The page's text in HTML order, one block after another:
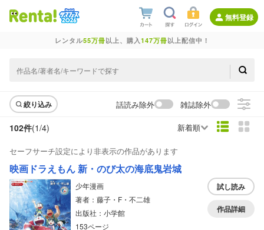
無料登録
レンタル55万冊以上、購入147万冊以上配信中！
絞り込み 話読み除外 雑誌除外
102件(1/4) 新着順
セーフサーチ設定により非表示の作品があります
映画ドラえもん 新・のび太の海底鬼岩城
少年漫画
著者：藤子・F・不二雄
出版社：小学館
153ページ
試し読み
作品詳細